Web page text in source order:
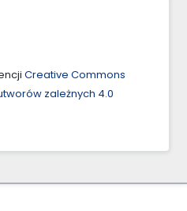
Creative Commons
zależnych 4.0